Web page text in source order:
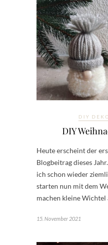
DIY
DIY
Heute erscheint der
Blogbeitrag dieses
ich schon wieder
starten nun mit dem
machen kleine Wichtel
15. November 2021